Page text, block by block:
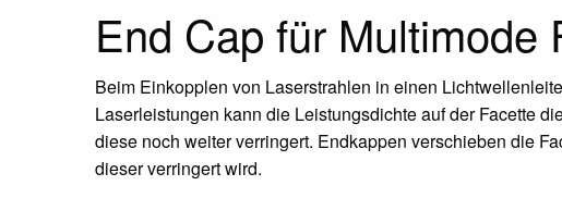
End Cap für Multimode
Beim Einkopplen von Laserstrahlen in einen
Laserleistungen kann die Leistungsdichte auf der Facette
diese noch weiter verringert. Endkappen verschieben die
dieser verringert wird.